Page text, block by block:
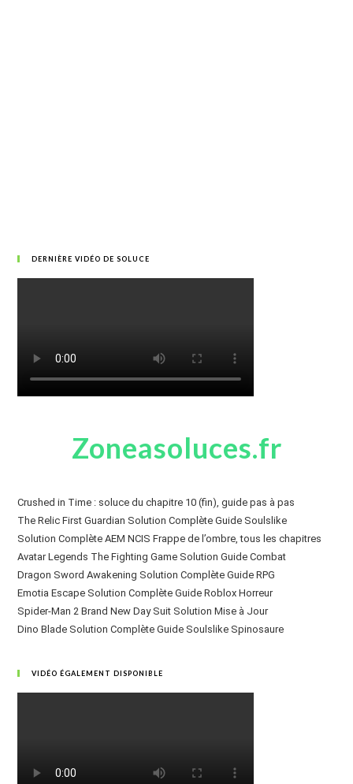
DERNIÈRE VIDÉO DE SOLUCE
Zoneasoluces.fr
Crushed in Time : soluce du chapitre 10 (fin), guide pas à pas
The Relic First Guardian Solution Complète Guide Soulslike
Solution Complète AEM NCIS Frappe de l’ombre, tous les chapitres
Avatar Legends The Fighting Game Solution Guide Combat
Dragon Sword Awakening Solution Complète Guide RPG
Emotia Escape Solution Complète Guide Roblox Horreur
Spider-Man 2 Brand New Day Suit Solution Mise à Jour
Dino Blade Solution Complète Guide Soulslike Spinosaure
VIDÉO ÉGALEMENT DISPONIBLE